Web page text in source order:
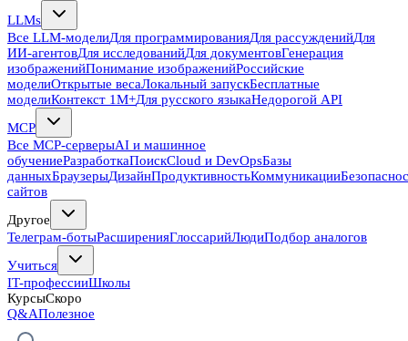
LLMs
Все LLM-моделиДля программированияДля рассужденийДля
ИИ-агентовДля исследованийДля документовГенерация
изображенийПонимание изображенийРоссийские
моделиОткрытые весаЛокальный запускБесплатные
моделиКонтекст 1M+Для русского языкаНедорогой API
MCP
Все MCP-серверыAI и машинное
обучениеРазработкаПоискCloud и DevOpsБазы
данныхБраузерыДизайнПродуктивностьКоммуникации
сайтов
Другое
Телеграм-ботыРасширенияГлоссарийЛюдиПодбор аналогов
Учиться
IT-профессииШколы
КурсыСкоро
Q&AПолезное